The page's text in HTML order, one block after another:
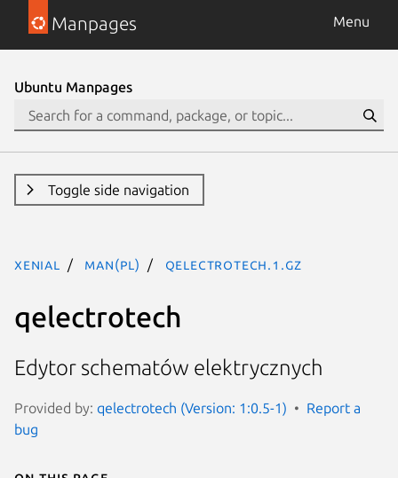
Manpages Menu
Ubuntu Manpages
Toggle side navigation
xenial man(pl) qelectrotech.1.gz
qelectrotech
Edytor schematów elektrycznych
Provided by: qelectrotech (Version: 1:0.5-1)
Report a
bug